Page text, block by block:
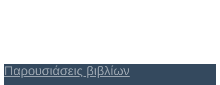
Παρουσιάσεις βιβλίων